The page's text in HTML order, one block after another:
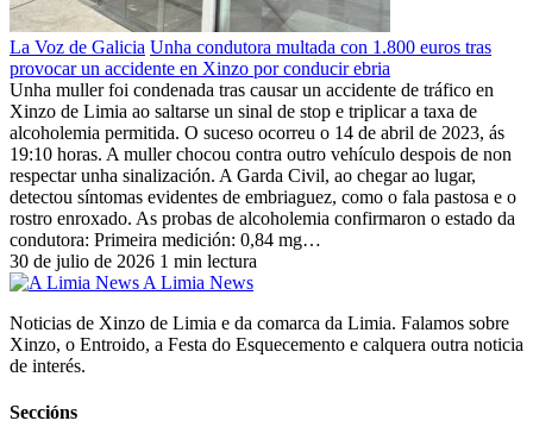
La Voz de Galicia Unha condutora multada con 1.800 euros tras
provocar un accidente en Xinzo por conducir ebria
Unha muller foi condenada tras causar un accidente de tráfico en
Xinzo de Limia ao saltarse un sinal de stop e triplicar a taxa de
alcoholemia permitida. O suceso ocorreu o 14 de abril de 2023, ás
19:10 horas. A muller chocou contra outro vehículo despois de non
respectar unha sinalización. A Garda Civil, ao chegar ao lugar,
detectou síntomas evidentes de embriaguez, como o fala pastosa e o
rostro enroxado. As probas de alcoholemia confirmaron o estado da
condutora: Primeira medición: 0,84 mg…
30 de julio de 2026 1 min lectura
A Limia News
Noticias de Xinzo de Limia e da comarca da Limia. Falamos sobre
Xinzo, o Entroido, a Festa do Esquecemento e calquera outra noticia
de interés.
Seccións